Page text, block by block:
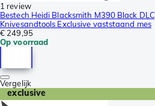
1 review
Bestech Heidi Blacksmith M390 Black
Knivesandtools Exclusive vaststaand mes
€ 249,95
Op voorraad
Vergelijk
exclusive